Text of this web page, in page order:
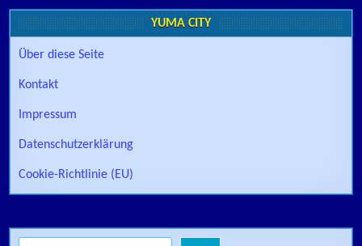
YUMA CITY
Über diese Seite
Kontakt
Impressum
Datenschutzerklärung
Cookie-Richtlinie (EU)